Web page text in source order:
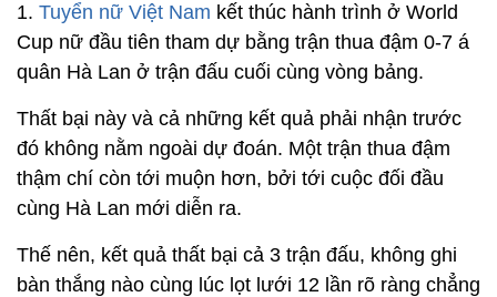
1. Tuyển nữ Việt Nam kết thúc hành trình ở World
Cup nữ đầu tiên tham dự bằng trận thua đậm 0-7 á
quân Hà Lan ở trận đấu cuối cùng vòng bảng.
Thất bại này và cả những kết quả phải nhận trước
đó không nằm ngoài dự đoán. Một trận thua đậm
thậm chí còn tới muộn hơn, bởi tới cuộc đối đầu
cùng Hà Lan mới diễn ra.
Thế nên, kết quả thất bại cả 3 trận đấu, không ghi
bàn thắng nào cùng lúc lọt lưới 12 lần rõ ràng chẳng